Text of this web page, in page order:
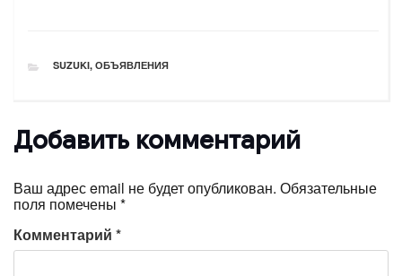
РУБРИКИ
SUZUKI, ОБЪЯВЛЕНИЯ
Добавить комментарий
Ваш адрес email не будет опубликован. Обязательные
поля помечены *
Комментарий *